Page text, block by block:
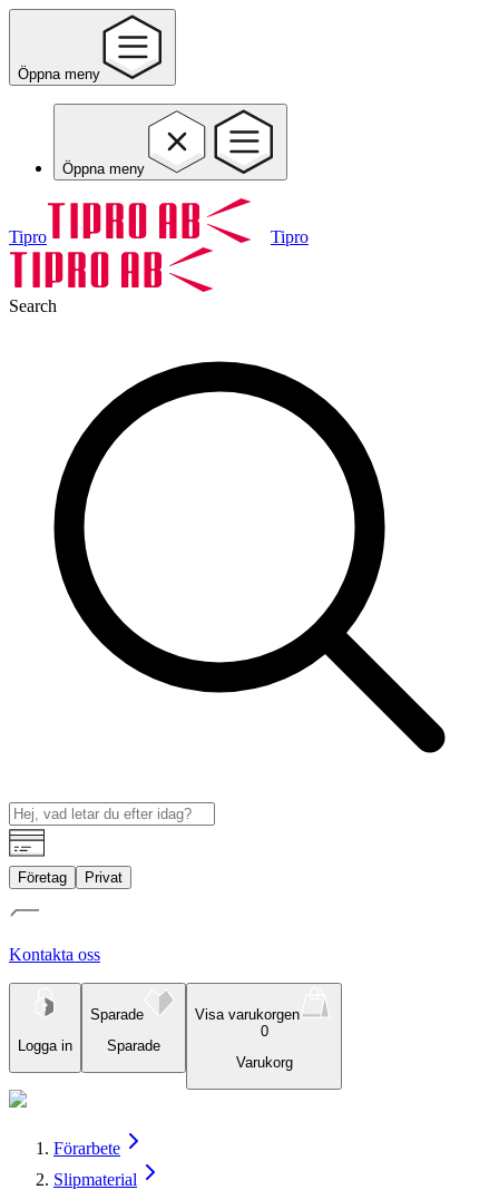
Öppna meny
Öppna meny
Tipro Tipro
Search
Företag Privat
Kontakta oss
Logga in
Sparade
Sparade
Visa varukorgen
0
Varukorg
Förarbete
Slipmaterial